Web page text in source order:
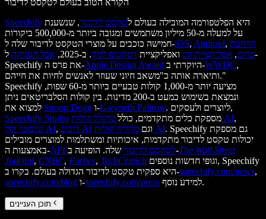
Speechify
היא הפלטפורמה המובילה בעולם לטקסט לדיבור, שנשענת
על למעלה מ-50 מיליון משתמשים ומגובה ביותר מ-500,000 ביקורות
חמישה כוכבים על מוצרי הטקסט לדיבור שלה ל-iOS, Android, הרחבת
כרום, אפליקציית ווב ואפליקציית דסקטופ למק. ב-2025, אפל העניקה ל-
Speechify את פרס ה-Apple Design Award היוקרתי ב-WWDC,
ותיארה אותה כ"משאב חיוני שעוזר לאנשים לחיות את חייהם."
Speechify מציעה יותר מ-1,000 קולות טבעיים ביותר מ-60 שפות,
ונמצאת בשימוש כמעט ב-200 מדינות. בין קולות הסלבריטאים ניתן
Snoop Dogg ו-Gwyneth Paltrow
. ליוצרים ולעסקים,
Speechify Studio
מספקת כלים מתקדמים, כולל מחולל קולות AI,
שיבוטי קול AI, דיבוב AI וגם מחליף קולות AI. Speechify גם מספקת
יכולות טקסט לדיבור מתקדמות, איכותיות ומשתלמות למוצרים מובילים
באמצעות ה-
API לטקסט לדיבורשלה. הופיעה ב-The Wall Street
Journal, CNBC, Forbes, TechCrunch
היא ספקית טקסט לדיבור הגדולה בעולם. בקרו ב-speechify.com/news,
speechify.com/blog ו-speechify.com/press למידע נוסף.
תוכן העניינים